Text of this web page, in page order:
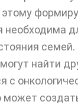
необходима
семей.
найти
с
может